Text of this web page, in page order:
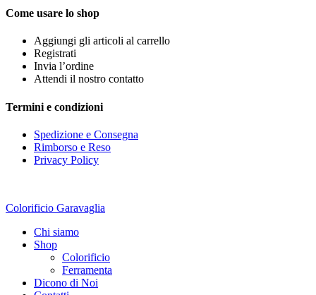
Come usare lo shop
Aggiungi gli articoli al carrello
Registrati
Invia l’ordine
Attendi il nostro contatto
Termini e condizioni
Spedizione e Consegna
Rimborso e Reso
Privacy Policy
Colorificio Garavaglia
Chi siamo
Shop
Colorificio
Ferramenta
Dicono di Noi